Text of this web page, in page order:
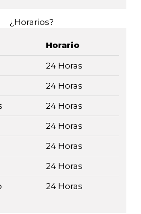
¿Horarios?
Horario
24 Horas
24 Horas
24 Horas
24 Horas
24 Horas
24 Horas
24 Horas